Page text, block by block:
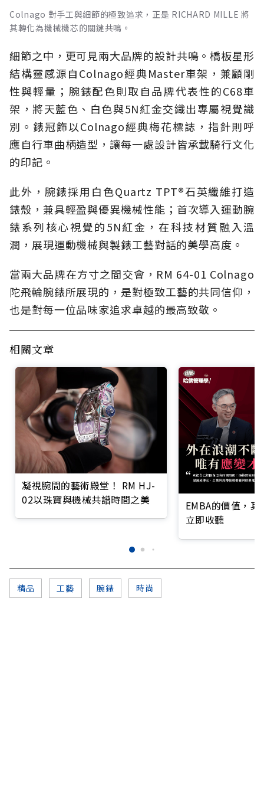
Colnago 對手工與細節的極致追求，正是 RICHARD MILLE 將
其轉化為機械機芯的關鍵共鳴。
細節之中，更可見兩大品牌的設計共鳴。橋板星形
結構靈感源自Colnago經典Master車架，兼顧剛
性與輕量；腕錶配色則取自品牌代表性的C68車
架，將天藍色、白色與5N紅金交織出專屬視覺識
別。錶冠飾以Colnago經典梅花標誌，指針則呼
應自行車曲柄造型，讓每一處設計皆承載騎行文化
的印記。
此外，腕錶採用白色Quartz TPT®石英纖維打造
錶殼，兼具輕盈與優異機械性能；首次導入運動腕
錶系列核心視覺的5N紅金，在科技材質融入溫
潤，展現運動機械與製錶工藝對話的美學高度。
當兩大品牌在方寸之間交會，RM 64-01 Colnago
陀飛輪腕錶所展現的，是對極致工藝的共同信仰，
也是對每一位品味家追求卓越的最高致敬。
相關文章
凝視腕間的藝術殿堂！ RM HJ-
02以珠寶與機械共譜時間之美
EMBA的價值，
立即收聽
精品 工藝 腕錶 時尚